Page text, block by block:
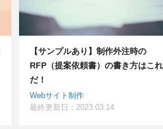
【サンプルあり】制作外注時の
RFP（提案依頼書）の書き方はこれ
だ！
Webサイト制作
最終更新日：2023.03.14